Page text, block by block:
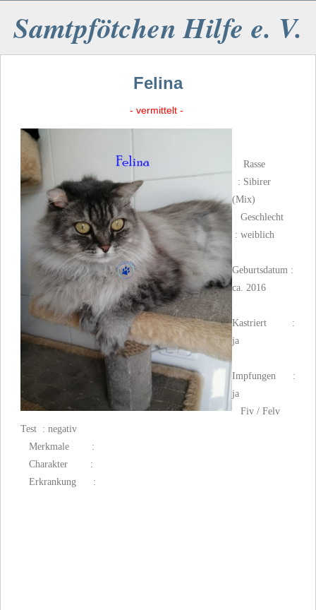
Samtpfötchen Hilfe e. V.
Felina
- vermittelt -
Rasse
: Sibirer
(Mix)
Geschlecht
: weiblich
Geburtsdatum :
ca. 2016
Kastriert :
ja
Impfungen :
ja
Fiv / Felv
Test : negativ
Merkmale :
Charakter :
Erkrankung :